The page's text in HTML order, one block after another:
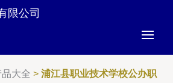
限公司
品大全 > 浦江县职业技术学校公办职